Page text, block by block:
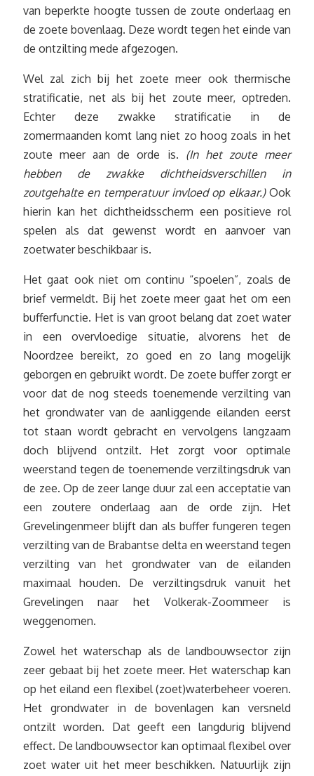
van beperkte hoogte tussen de zoute onderlaag en
de zoete bovenlaag. Deze wordt tegen het einde van
de ontzilting mede afgezogen.
Wel zal zich bij het zoete meer ook thermische
stratificatie, net als bij het zoute meer, optreden.
Echter deze zwakke stratificatie in de
zomermaanden komt lang niet zo hoog zoals in het
zoute meer aan de orde is. (In het zoute meer
hebben de zwakke dichtheidsverschillen in
zoutgehalte en temperatuur invloed op elkaar.)Ook
hierin kan het dichtheidsscherm een positieve rol
spelen als dat gewenst wordt en aanvoer van
zoetwater beschikbaar is.
Het gaat ook niet om continu “spoelen”, zoals de
brief vermeldt. Bij het zoete meer gaat het om een
bufferfunctie. Het is van groot belang dat zoet water
in een overvloedige situatie, alvorens het de
Noordzee bereikt, zo goed en zo lang mogelijk
geborgen en gebruikt wordt. De zoete buffer zorgt er
voor dat de nog steeds toenemende verzilting van
het grondwater van de aanliggende eilanden eerst
tot staan wordt gebracht en vervolgens langzaam
doch blijvend ontzilt. Het zorgt voor optimale
weerstand tegen de toenemende verziltingsdruk van
de zee. Op de zeer lange duur zal een acceptatie van
een zoutere onderlaag aan de orde zijn. Het
Grevelingenmeer blijft dan als buffer fungeren tegen
verzilting van de Brabantse delta en weerstand tegen
verzilting van het grondwater van de eilanden
maximaal houden. De verziltingsdruk vanuit het
Grevelingen naar het Volkerak-Zoommeer is
weggenomen.
Zowel het waterschap als de landbouwsector zijn
zeer gebaat bij het zoete meer. Het waterschap kan
op het eiland een flexibel (zoet)waterbeheer voeren.
Het grondwater in de bovenlagen kan versneld
ontzilt worden. Dat geeft een langdurig blijvend
effect. De landbouwsector kan optimaal flexibel over
zoet water uit het meer beschikken. Natuurlijk zijn